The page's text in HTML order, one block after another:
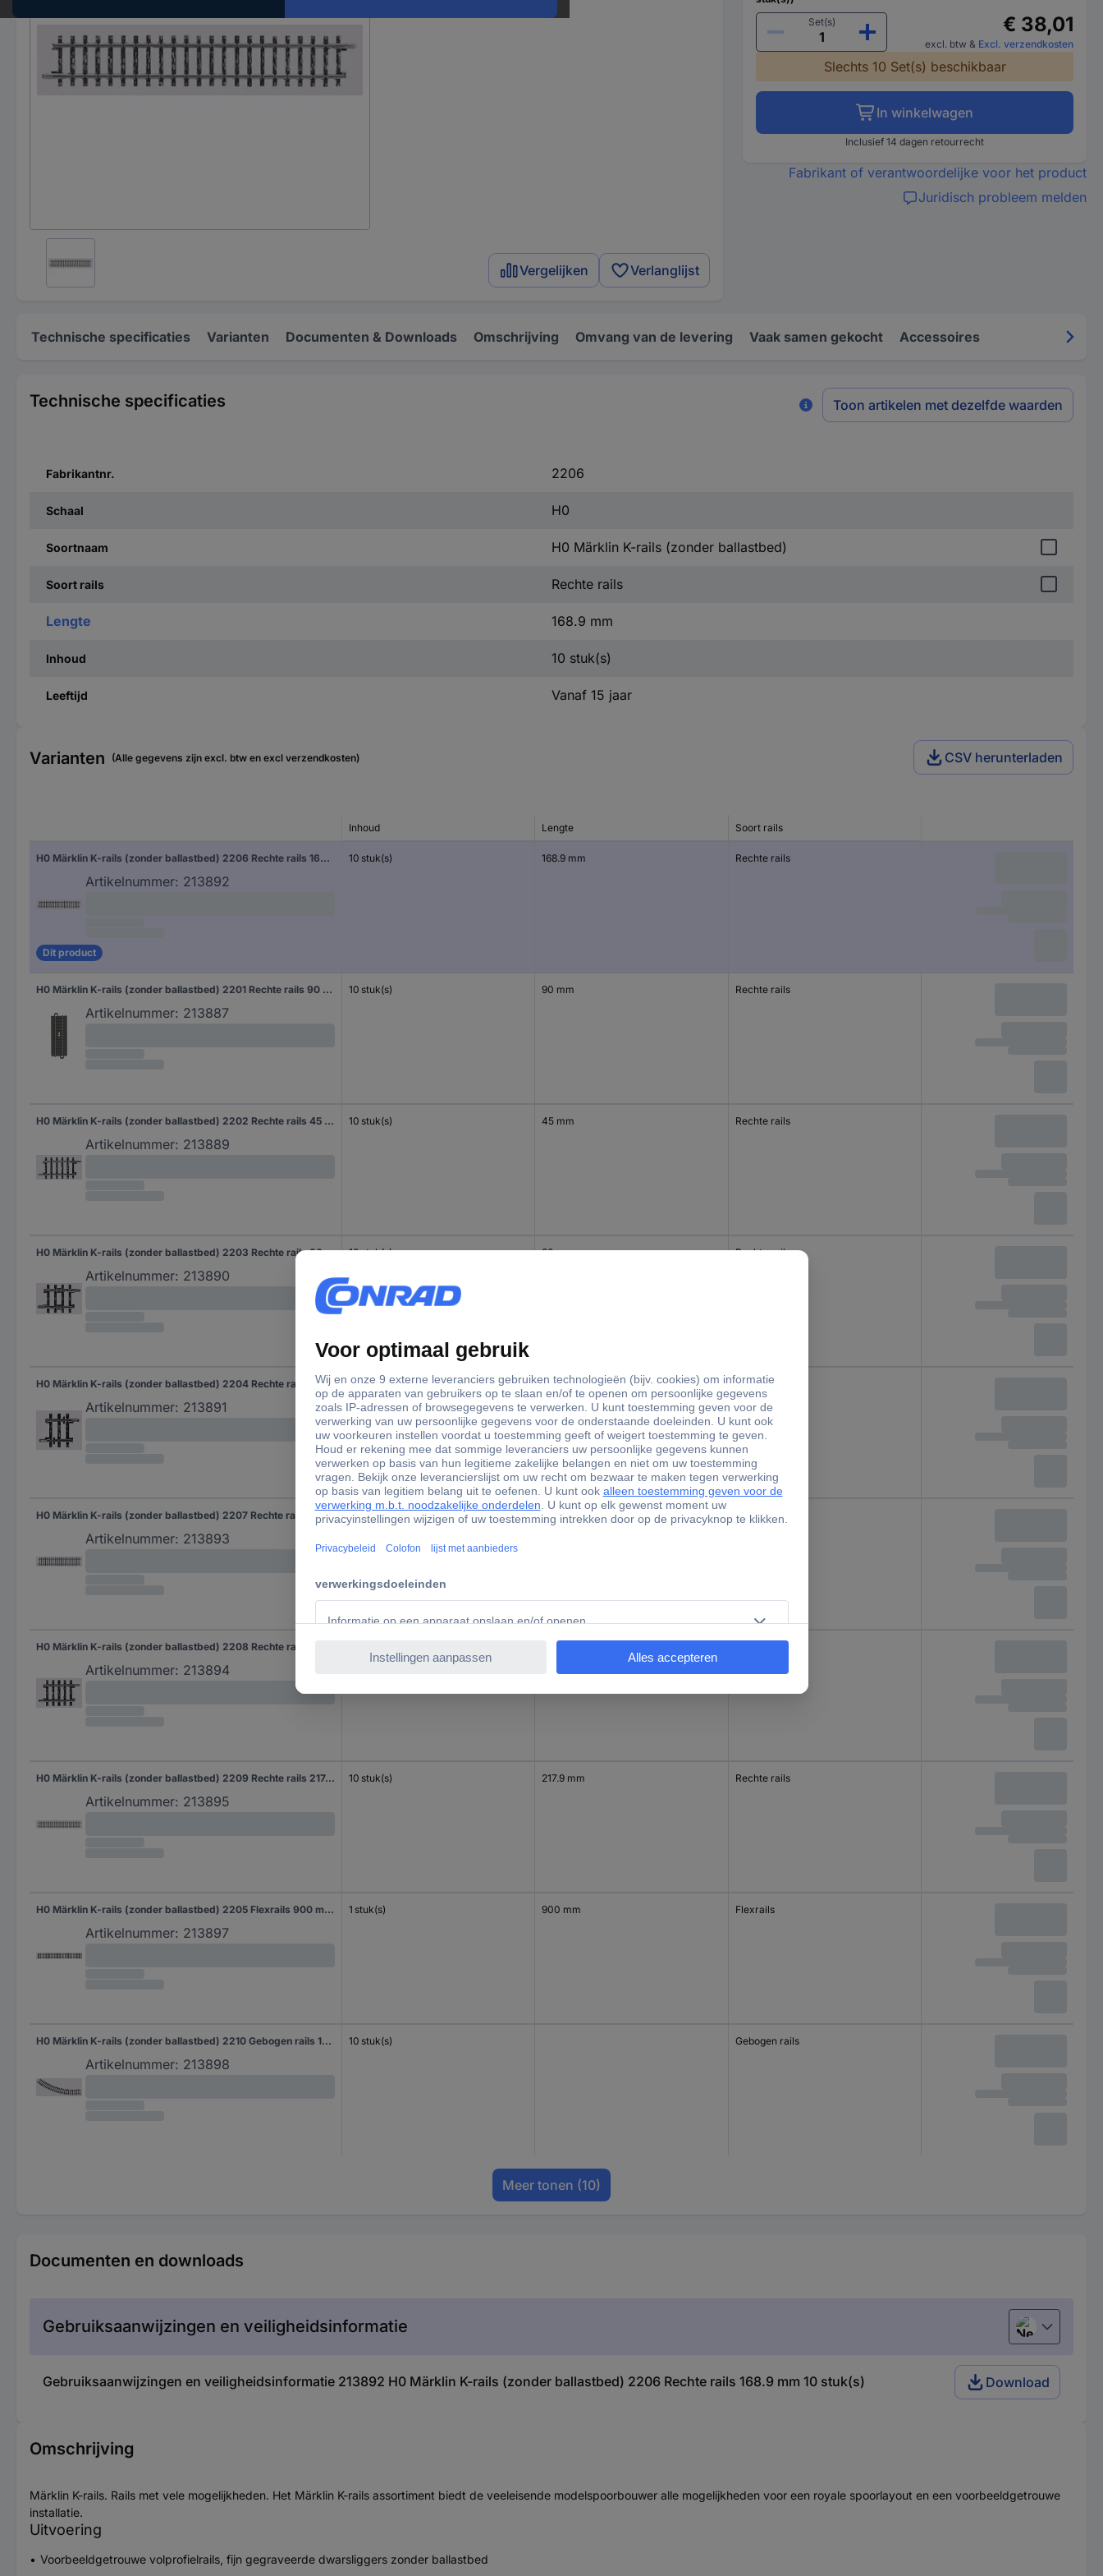
Vergelijken Verlanglijst
Set(s)
€ 38,01
excl. btw & Excl. verzendkosten
Slechts 10 Set(s) beschikbaar
In winkelwagen
Inclusief 14 dagen retourrecht
Fabrikant of verantwoordelijke voor het product
Juridisch probleem melden
Technische specificaties Varianten Documenten & Downloads Omschrijving Omvang van de levering Vaak samen gekocht Accessoires
Technische specificaties Toon artikelen met dezelfde waarden
Fabrikantnr. 2206
Schaal H0
Soortnaam H0 Märklin K-rails (zonder ballastbed)
Soort rails Rechte rails
Lengte 168.9 mm
Inhoud 10 stuk(s)
Leeftijd Vanaf 15 jaar
Varianten (Alle gegevens zijn excl. btw en excl verzendkosten) CSV herunterladen
Inhoud Lengte Soort rails
H0 Märklin K-rails (zonder ballastbed) 2206 Rechte rails 168.9 mm 10 stuk(s)
Artikelnummer: 213892
Dit product
10 stuk(s) 168.9 mm Rechte rails
H0 Märklin K-rails (zonder ballastbed) 2201 Rechte rails 90 mm 10 stuk(s)
Artikelnummer: 213887
10 stuk(s) 90 mm Rechte rails
H0 Märklin K-rails (zonder ballastbed) 2202 Rechte rails 45 mm 10 stuk(s)
Artikelnummer: 213889
10 stuk(s) 45 mm Rechte rails
H0 Märklin K-rails (zonder ballastbed) 2203 Rechte rails 30 mm 10 stuk(s)
Artikelnummer: 213890
10 stuk(s) 30 mm Rechte rails
H0 Märklin K-rails (zonder ballastbed) 2204 Rechte rails 22.5 mm 10 stuk(s)
Artikelnummer: 213891
10 stuk(s) 22.5 mm Rechte rails
H0 Märklin K-rails (zonder ballastbed) 2207 Rechte rails 156 mm 10 stuk(s)
Artikelnummer: 213893
10 stuk(s) 156 mm Rechte rails
Artikelnummer: 213894
35.1 mm Rechte rails
H0 Märklin K-rails (zonder ballastbed) 2209 Rechte rails 217.9 mm 10 stuk(s)
Artikelnummer: 213895
10 stuk(s) 217.9 mm Rechte rails
H0 Märklin K-rails (zonder ballastbed) 2205 Flexrails 900 mm 1 stuk(s)
Artikelnummer: 213897
1 stuk(s) 900 mm Flexrails
H0 Märklin K-rails (zonder ballastbed) 2210 Gebogen rails 10 stuk(s)
Artikelnummer: 213898
10 stuk(s) Gebogen rails
Meer tonen (10)
Documenten en downloads
Gebruiksaanwijzingen en veiligheidsinformatie Nederlands
Gebruiksaanwijzingen en veiligheidsinformatie 213892 H0 Märklin K-rails (zonder ballastbed) 2206 Rechte rails 168.9 mm 10 stuk(s) Download
Omschrijving
Märklin K-rails. Rails met vele mogelijkheden. Het Märklin K-rails assortiment biedt de veeleisende modelspoorbouwer alle mogelijkheden voor een royale spoorlayout en een voorbeeldgetrouwe
installatie.
Uitvoering
Voorbeeldgetrouwe volprofielrails, fijn gegraveerde dwarsliggers zonder ballastbed